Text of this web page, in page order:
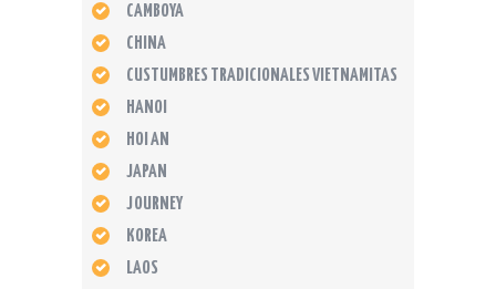
CAMBOYA
CHINA
CUSTUMBRES TRADICIONALES VIETNAMITAS
HANOI
HOI AN
JAPAN
JOURNEY
KOREA
LAOS